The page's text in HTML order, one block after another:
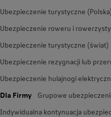
Ubezpieczenie turystyczne
Ubezpieczenie roweru i rowerzysty
Ubezpieczenie turystyczne (świat)
Ubezpieczenie rezygnacji lub
Ubezpieczenie hulajnogi
Dla Firmy
Grupowe
Indywidualna kontynuacja